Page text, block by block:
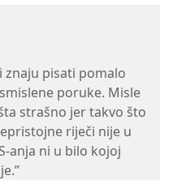
znaju pisati pomalo
poruke. Misle
strašno jer takvo što
riječi nije u
anja ni u bilo kojoj